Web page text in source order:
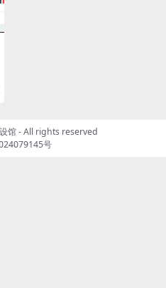
馆- All rights reserved
号